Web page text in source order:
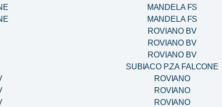
MANDELA FS
MANDELA FS
ROVIANO BV
ROVIANO BV
ROVIANO BV
SUBIACO P.ZA FALCONE
ROVIANO
ROVIANO
ROVIANO